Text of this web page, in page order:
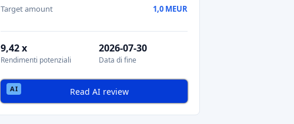
Target amount 1,0 MEUR
9,42 x
Rendimenti potenziali
2026-07-30
Data di fine
Read AI review